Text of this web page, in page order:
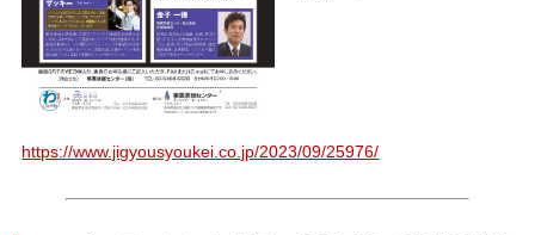
https://www.jigyousyoukei.co.jp/2023/09/25976/